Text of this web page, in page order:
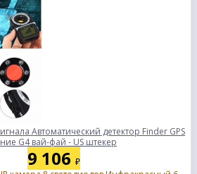
Автоматический детектор Finder GPS
G4 вай-фай - US штекер
9 106 ₽